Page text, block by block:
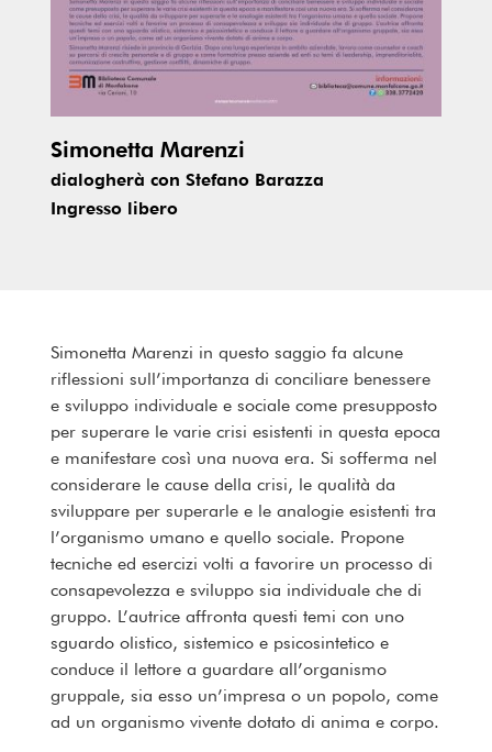
Simonetta Marenzi
dialogherà con Stefano Barazza
Ingresso libero
Simonetta Marenzi in questo saggio fa alcune
riflessioni sull’importanza di conciliare benessere
e sviluppo individuale e sociale come presupposto
per superare le varie crisi esistenti in questa epoca
e manifestare così una nuova era. Si sofferma nel
considerare le cause della crisi, le qualità da
sviluppare per superarle e le analogie esistenti tra
l’organismo umano e quello sociale. Propone
tecniche ed esercizi volti a favorire un processo di
consapevolezza e sviluppo sia individuale che di
gruppo. L’autrice affronta questi temi con uno
sguardo olistico, sistemico e psicosintetico e
conduce il lettore a guardare all’organismo
gruppale, sia esso un’impresa o un popolo, come
ad un organismo vivente dotato di anima e corpo.